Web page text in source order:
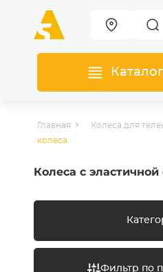
Главная Колеса для
колеса
Колеса с
Фильтр по